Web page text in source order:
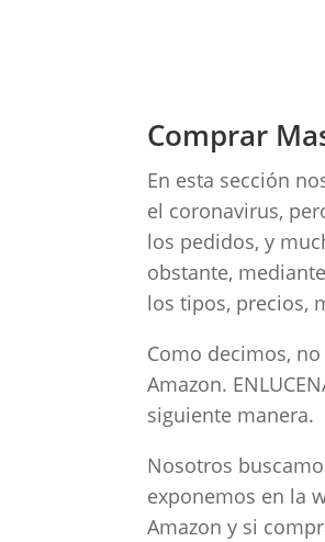
Comprar
En esta sección
el coronavirus,
los pedidos, y
obstante,
los tipos, precios,
Como decimos,
Amazon.
siguiente manera.
Nosotros
exponemos en la
Amazon y si